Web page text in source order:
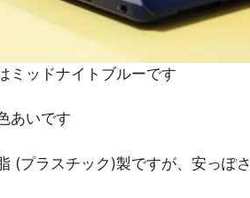
ミッドナイトブルーです
あいです
(プラスチック)製ですが、安っぽ